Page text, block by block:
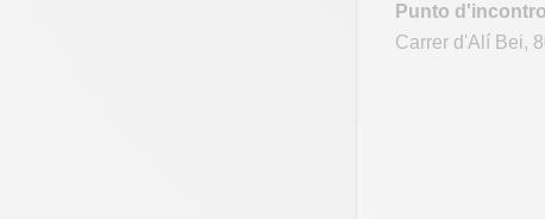
Punto
Carrer d'Alí Bei,